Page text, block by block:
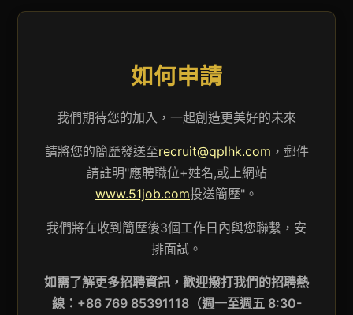
如何申請
我們期待您的加入，一起創造更美好的未來
請將您的簡歷發送至recruit@qplhk.com ，郵件
請註明"應聘職位+姓名,或上網站
www.51job.com投送簡歷"。
我們將在收到簡歷後3個工作日內與您聯繫，安
排面試。
如需了解更多招聘資訊，歡迎撥打我們的招聘熱
線：+86 769 85391118（週一至週五 8:30-